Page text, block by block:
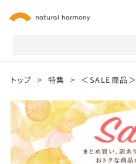
トップ > 特集 > ＜SALE商品＞